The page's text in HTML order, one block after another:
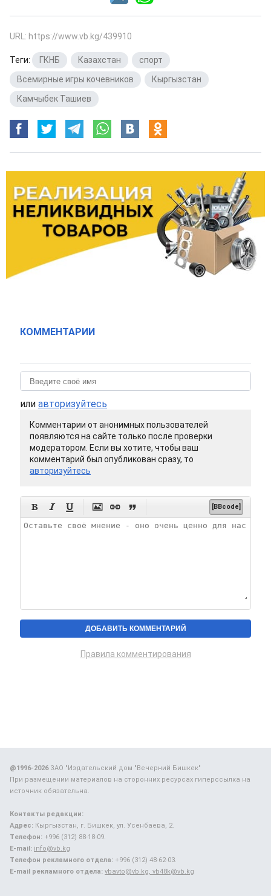
URL: https://www.vb.kg/439910
Теги: ГКНБ Казахстан спорт
Всемирные игры кочевников
Кыргызстан
Камчыбек Ташиев
КОММЕНТАРИИ
или авторизуйтесь
Комментарии от анонимных пользователей
появляются на сайте только после проверки
модератором. Если вы хотите, чтобы ваш
комментарий был опубликован сразу, то
авторизуйтесь
      [BBcode]
Правила комментирования
@1996-2026ЗАО "Издательский дом "Вечерний Бишкек"
При размещении материалов на сторонних ресурсах гиперссылка на
источник обязательна.
Контакты редакции:
Адрес: Кыргызстан, г. Бишкек, ул. Усенбаева, 2.
Телефон: +996 (312) 88-18-09.
E-mail: info@vb.kg
Телефон рекламного отдела: +996 (312) 48-62-03.
E-mail рекламного отдела: vbavto@vb.kg, vb48k@vb.kg